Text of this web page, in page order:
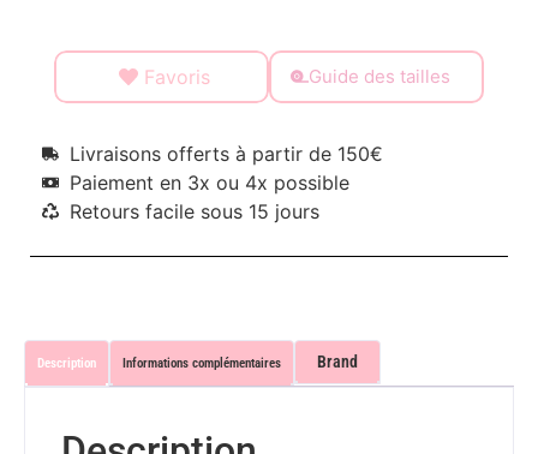
Favoris Guide des tailles
Livraisons offerts à partir de 150€
Paiement en 3x ou 4x possible
Retours facile sous 15 jours
Description Informations complémentaires Brand